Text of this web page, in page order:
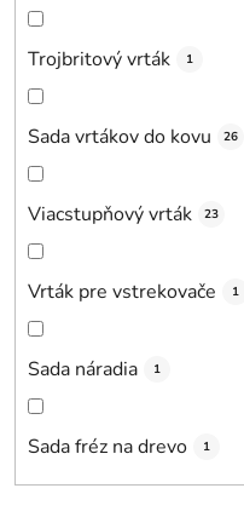
Trojbritový vrták 1
Sada vrtákov do kovu 26
Viacstupňový vrták 23
Vrták pre vstrekovače 1
Sada náradia 1
Sada fréz na drevo 1